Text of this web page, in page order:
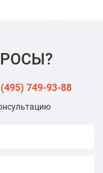
749-93-88